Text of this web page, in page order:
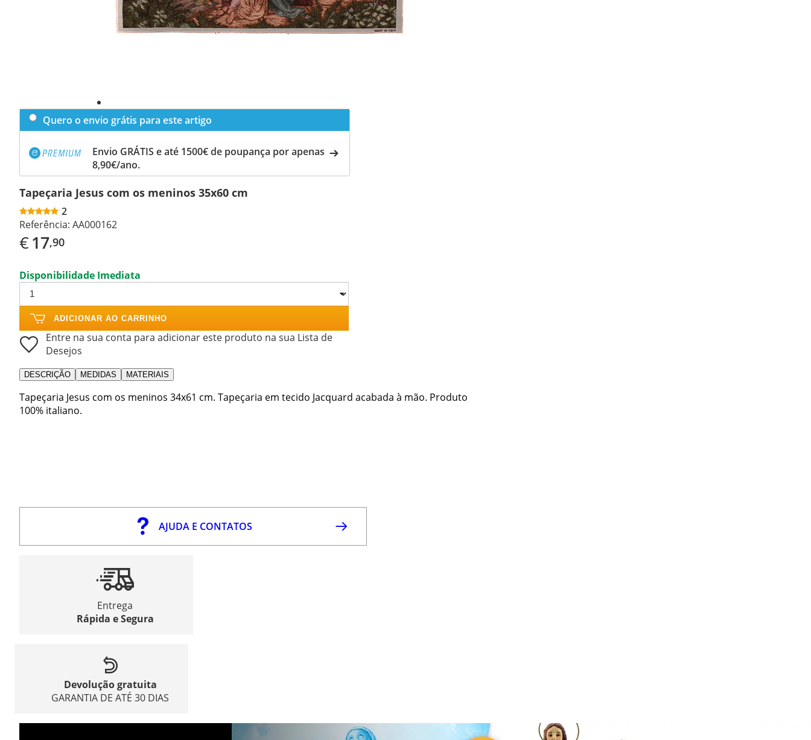
Quero o envio grátis para este artigo
Envio GRÁTIS e até 1500€ de poupança por apenas
8,90€/ano.
Tapeçaria Jesus com os meninos 35x60 cm
2
Referência: AA000162
€17,90
Disponibilidade Imediata
ADICIONAR AO CARRINHO
Entre na sua conta para adicionar este produto na sua Lista de
Desejos
DESCRIÇÃO MEDIDAS MATERIAIS
Tapeçaria Jesus com os meninos 34x61 cm. Tapeçaria em tecido Jacquard acabada à mão. Produto
100% italiano.
AJUDA E CONTATOS
Entrega
Rápida e Segura
Devolução gratuita
GARANTIA DE ATÉ 30 DIAS